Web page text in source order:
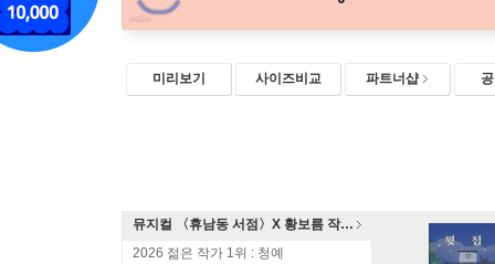
미리보기 사이즈비교 파트너샵
뮤지컬 〈휴남동 서점〉X 황보름 작가 북토크
2026 젊은 작가 1위 : 청예